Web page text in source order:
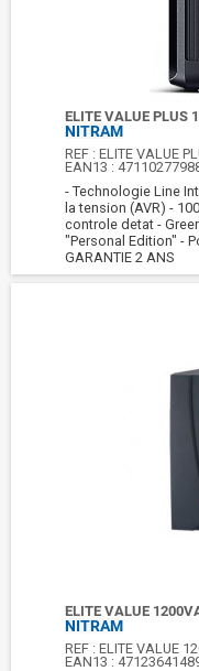
ELITE VALUE PLUS
NITRAM
REF :ELITE VALUE
EAN13 :
- Technologie Line
la tension (AVR) -
controle detat -
"Personal Edition" -
GARANTIE 2 ANS
ELITE VALUE
NITRAM
REF :ELITE VALUE
EAN13 :